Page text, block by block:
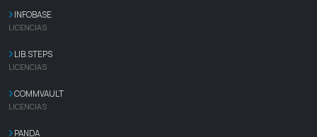
INFOBASE
LICENCIAS
LIB.STEPS
LICENCIAS
COMMVAULT
LICENCIAS
PANDA